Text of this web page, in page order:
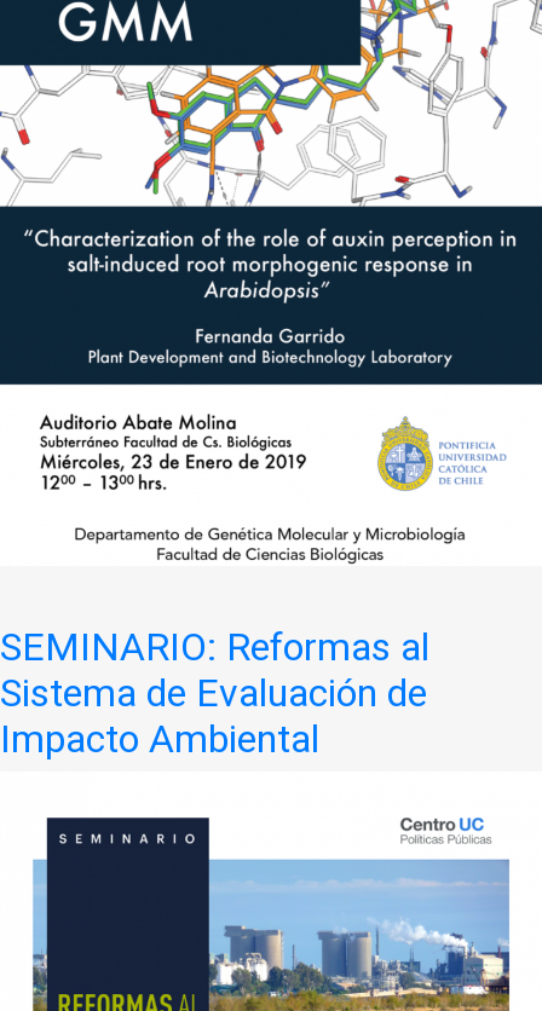
SEMINARIO: Reformas al
Sistema de Evaluación de
Impacto Ambiental